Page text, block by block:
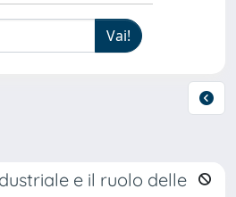
e il ruolo delle